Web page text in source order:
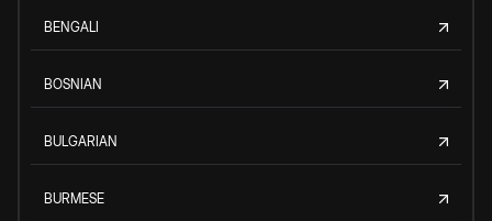
BENGALI
BOSNIAN
BULGARIAN
BURMESE